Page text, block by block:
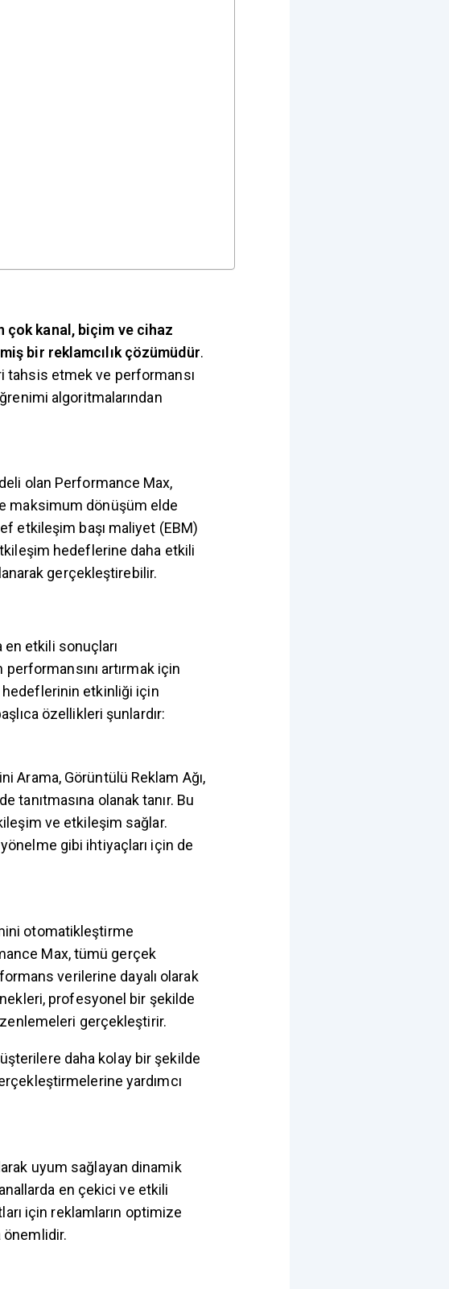
kanal, biçim ve cihaz
bir reklamcılık çözümüdür.
tahsis etmek ve performansı
algoritmalarından
olan Performance Max,
maksimum dönüşüm elde
etkileşim başı maliyet (EBM)
hedeflerine daha etkili
gerçekleştirebilir.
etkili sonuçları
artırmak için
hedeflerinin etkinliği için
özellikleri şunlardır:
Arama, Görüntülü Reklam Ağı,
olanak tanır. Bu
ve etkileşim sağlar.
gibi ihtiyaçları için de
otomatikleştirme
Max, tümü gerçek
verilerine dayalı olarak
profesyonel bir şekilde
gerçekleştirir.
daha kolay bir şekilde
yardımcı
uyum sağlayan dinamik
en çekici ve etkili
için reklamların optimize
önemlidir.